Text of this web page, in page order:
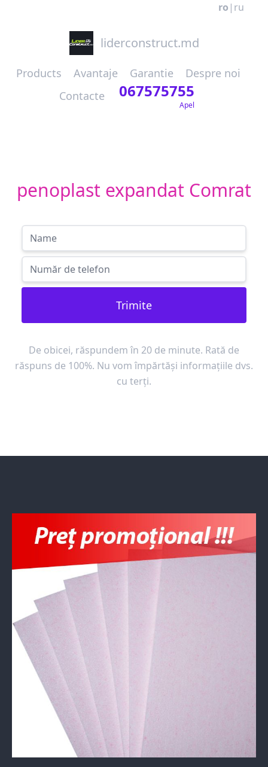
ro | ru
liderconstruct.md
Products Avantaje Garantie
Despre noi
Contacte
067575755
Apel
penoplast expandat Comrat
Trimite
De obicei, răspundem în 20 de minute. Rată de
răspuns de 100%. Nu vom împărtăși informațiile dvs.
cu terți.